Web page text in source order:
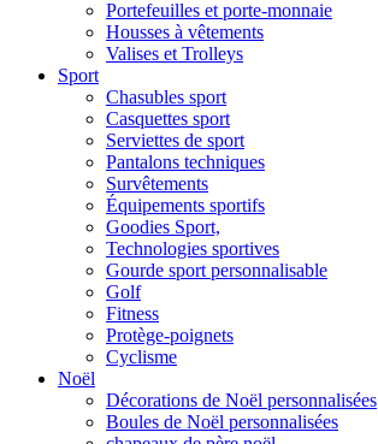
Portefeuilles et porte-monnaie
Housses à vêtements
Valises et Trolleys
Sport
Chasubles sport
Casquettes sport
Serviettes de sport
Pantalons techniques
Survêtements
Équipements sportifs
Goodies Sport,
Technologies sportives
Gourde sport personnalisable
Golf
Fitness
Protège-poignets
Cyclisme
Noël
Décorations de Noël personnalisées
Boules de Noël personnalisées